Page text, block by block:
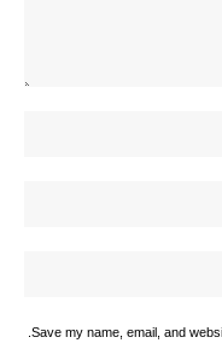
Save my name, email, and